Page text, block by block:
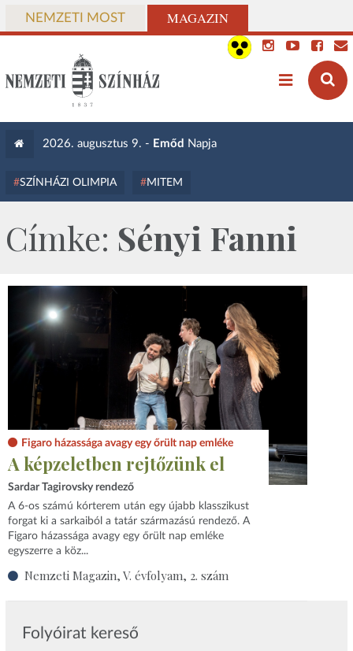
NEMZETI MOST MAGAZIN
2026. augusztus 9. - Emőd Napja
SZÍNHÁZI OLIMPIA MITEM
Címke: Sényi Fanni
Figaro házassága avagy egy őrült nap emléke
A képzeletben rejtőzünk el
Sardar Tagirovsky rendező
A 6-os számú kórterem után egy újabb klasszikust
forgat ki a sarkaiból a tatár származású rendező. A
Figaro házassága avagy egy őrült nap emléke
egyszerre a köz...
Nemzeti Magazin, V. évfolyam, 2. szám
Folyóirat kereső